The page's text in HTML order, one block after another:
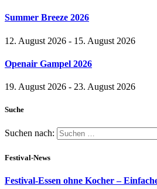
Summer Breeze 2026
12. August 2026 - 15. August 2026
Openair Gampel 2026
19. August 2026 - 23. August 2026
Suche
Suchen nach:
Festival-News
Festival-Essen ohne Kocher –